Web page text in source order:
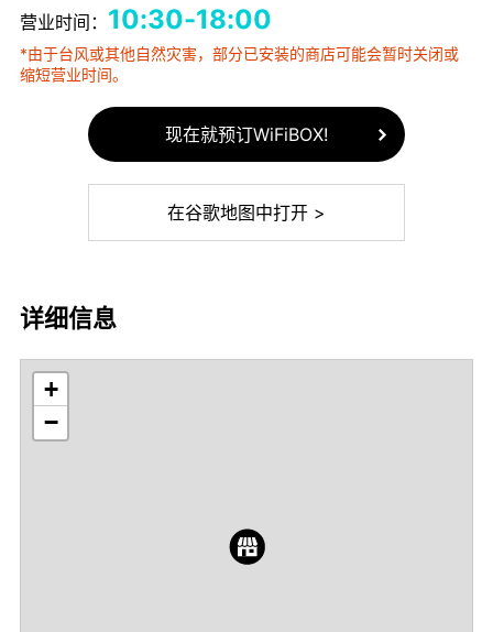
营业时间： 10:30-18:00
*由于台风或其他自然灾害，部分已安装的商店可能会暂时关闭或
缩短营业时间。
现在就预订WiFiBOX!
在谷歌地图中打开 >
详细信息
+
−